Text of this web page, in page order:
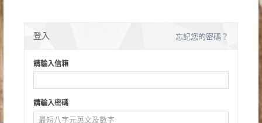
登入 忘記您的密碼？
請輸入信箱
請輸入密碼